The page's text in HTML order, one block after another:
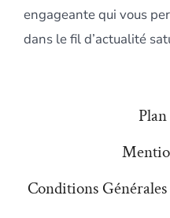
engageante qui vous
dans le fil d’actualité
Conditions